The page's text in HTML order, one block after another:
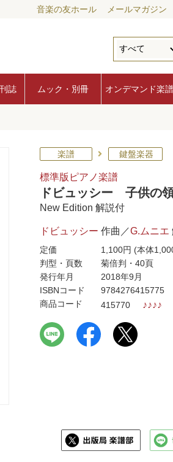
音楽の友ホール メールマガジン
誌 ムック・別冊 オンデマンド楽譜
楽譜 鍵盤楽器
標準版ピアノ楽譜
ドビュッシー 子供の
New Edition 解説付
ドビュッシー 作曲／G.ムニエ
定価 1,100円 (本体
判型・頁数
菊倍判・40頁
発行年月
2018年9月
ISBNコード
9784276415775
商品コード
415770 ♪♪♪♪